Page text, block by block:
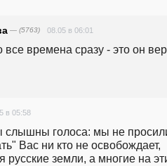
— (5763) 08.05 в 06:01
все времена сразу - это он
в 05:58
слышны голоса: мы не
Вас ни кто не освобождает,
русские земли, а многие на